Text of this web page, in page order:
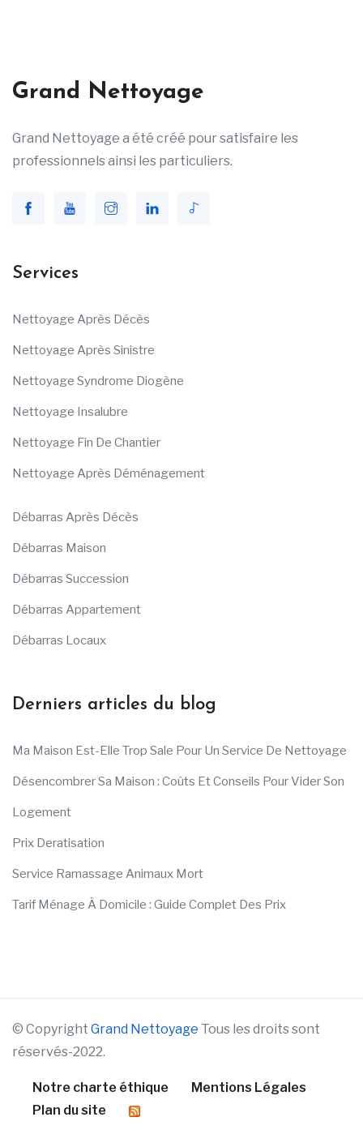
Grand Nettoyage
Grand Nettoyage a été créé pour satisfaire les
professionnels ainsi les particuliers.
Services
Nettoyage Après Décès
Nettoyage Après Sinistre
Nettoyage Syndrome Diogène
Nettoyage Insalubre
Nettoyage Fin De Chantier
Nettoyage Après Déménagement
Débarras Après Décès
Débarras Maison
Débarras Succession
Débarras Appartement
Débarras Locaux
Derniers articles du blog
Ma Maison Est-Elle Trop Sale Pour Un Service De Nettoyage
Désencombrer Sa Maison : Coûts Et Conseils Pour Vider Son
Logement
Prix Deratisation
Service Ramassage Animaux Mort
Tarif Ménage À Domicile : Guide Complet Des Prix
© Copyright Grand Nettoyage Tous les droits sont
réservés-2022.
Notre charte éthique
Mentions Légales
Plan du site